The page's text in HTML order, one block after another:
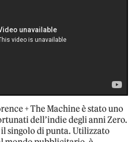
+ The Machine è stato uno
dell’indie degli anni Zero.
singolo di punta. Utilizzato